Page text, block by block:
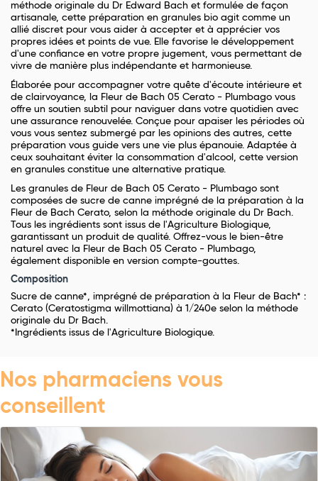
méthode originale du Dr Edward Bach et formulée de façon
artisanale, cette préparation en granules bio agit comme un
allié discret pour vous aider à accepter et à apprécier vos
propres idées et points de vue. Elle favorise le développement
d'une confiance en votre propre jugement, vous permettant de
vivre de manière plus indépendante et harmonieuse.
Élaborée pour accompagner votre quête d'écoute intérieure et
de clairvoyance, la Fleur de Bach 05 Cerato - Plumbago vous
offre un soutien subtil pour naviguer dans votre quotidien avec
une assurance renouvelée. Conçue pour apaiser les périodes où
vous vous sentez submergé par les opinions des autres, cette
préparation vous guide vers une vie plus épanouie. Adaptée à
ceux souhaitant éviter la consommation d'alcool, cette version
en granules constitue une alternative pratique.
Les granules de Fleur de Bach 05 Cerato - Plumbago sont
composées de sucre de canne imprégné de la préparation à la
Fleur de Bach Cerato, selon la méthode originale du Dr Bach.
Tous les ingrédients sont issus de l'Agriculture Biologique,
garantissant un produit de qualité. Offrez-vous le bien-être
naturel avec la Fleur de Bach 05 Cerato - Plumbago,
également disponible en version compte-gouttes.
Composition
Sucre de canne*, imprégné de préparation à la Fleur de Bach* :
Cerato (Ceratostigma willmottiana) à 1/240e selon la méthode
originale du Dr Bach.
*Ingrédients issus de l'Agriculture Biologique.
Nos pharmaciens vous
conseillent